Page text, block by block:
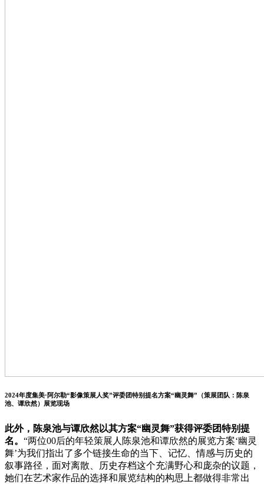
2024年度集美·阿尔勒“影像策展人奖”评委团特别提名方案“幽灵舞”（策展团队：陈泉
池、谭欣然）展览现场
此外，陈泉池与谭欣然以其方案“幽灵舞”获得评委团特别提
名。 “两位00后的年轻策展人陈泉池和谭欣然的展览方案‘幽灵
舞’为我们指出了多个链接生命的当下、记忆、情感与历史的
叙事路径，面对离散、历史存档这个充满野心和庞杂的议题，
她们在艺术家作品的选择和展览结构的构思上都做得非常出